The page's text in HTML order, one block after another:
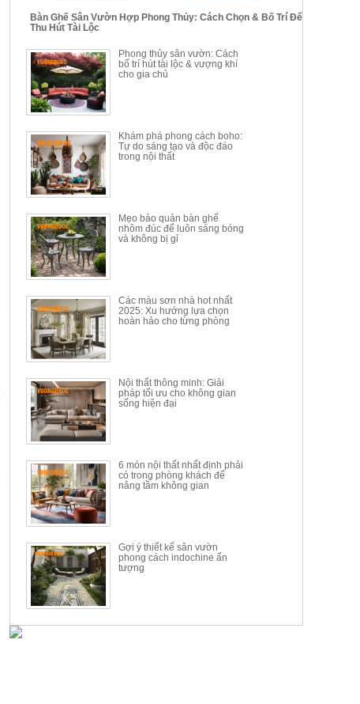
BỘ BÀN TRÀ GỖ PHONG
CÁCH MỚI KẾT HỢP KHAY
NHÚNG TRÀ YDX
Mã sp: BT150.46
17.617.500đ
34.100.000đ
BỘ BÀN GHẾ CAFE KIỂU
DÁNG ĐƠN GIẢN HIỆN ĐẠI
HOY8010
BÀN GHẾ TRANG ĐIỂM
THÔNG MINH HIỆN ĐẠI
TÍCH HỢP SẠC...
Mã sp: HH.BTD08
6.510.000đ
BỘ BÀN ĂN ĐẢO MẶT ĐÁ
PHIẾN AK3699
Bàn Ghế Sân Vườn Hợp Phong Thủy: Cách Chọn & Bố Trí Để
Thu Hút Tài Lộc
Phong thủy sân vườn: Cách
bố trí hút tài lộc & vượng khí
cho gia chủ
Khám phá phong cách boho:
Tự do sáng tạo và độc đáo
trong nội thất
Mẹo bảo quản bàn ghế
nhôm đúc để luôn sáng bóng
và không bị gỉ
Các màu sơn nhà hot nhất
2025: Xu hướng lựa chọn
hoàn hảo cho từng phòng
Nội thất thông minh: Giải
pháp tối ưu cho không gian
sống hiện đại
6 món nội thất nhất định phải
có trong phòng khách để
nâng tầm không gian
Gợi ý thiết kế sân vườn
phong cách indochine ấn
tượng